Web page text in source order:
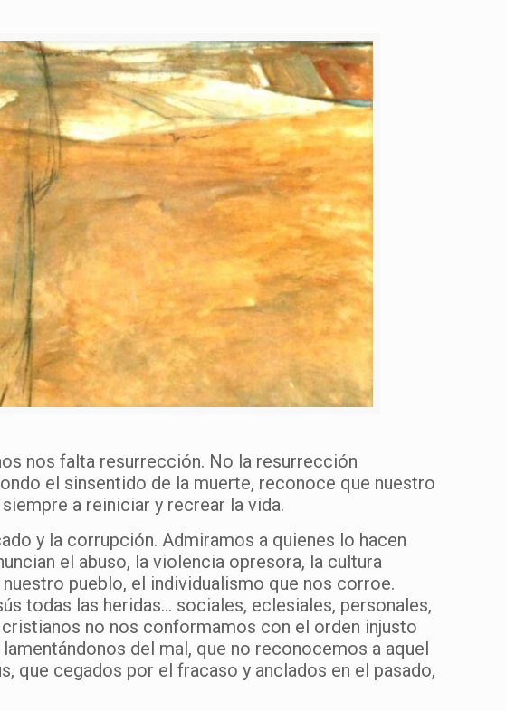
nos falta resurrección. No la resurrección
el sinsentido de la muerte, reconoce que nuestro
a reiniciar y recrear la vida.
y la corrupción. Admiramos a quienes lo hacen
el abuso, la violencia opresora, la cultura
pueblo, el individualismo que nos corroe.
todas las heridas… sociales, eclesiales, personales,
no nos conformamos con el orden injusto
del mal, que no reconocemos a aquel
que cegados por el fracaso y anclados en el pasado,